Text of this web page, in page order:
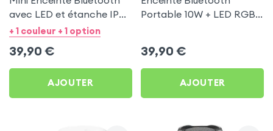
avec LED et étanche IPX6
- LinQ Noir pour Honor 7
+ 1 couleur + 1 option
39,90 €
AJOUTER
Portable 10W + LED RGB -
39,90 €
AJOUTER